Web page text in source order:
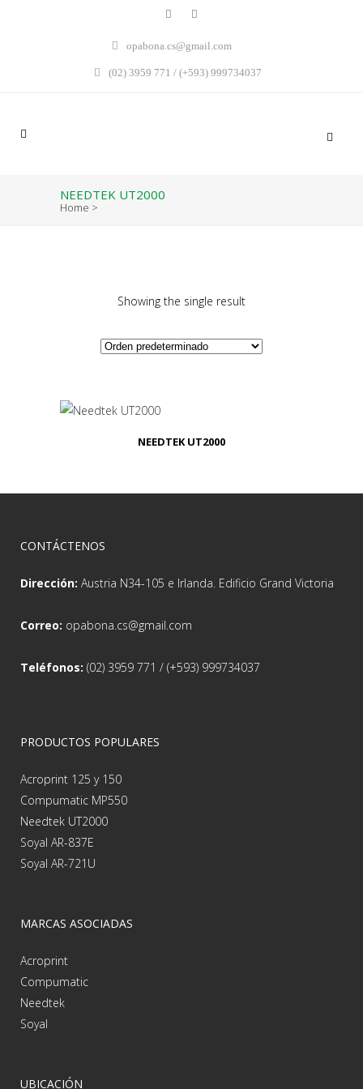
opabona.cs@gmail.com
(02) 3959 771 / (+593) 999734037
NEEDTEK UT2000
Home >
Showing the single result
NEEDTEK UT2000
CONTÁCTENOS
Dirección: Austria N34-105 e Irlanda. Edificio Grand Victoria
Correo: opabona.cs@gmail.com
Teléfonos: (02) 3959 771 / (+593) 999734037
PRODUCTOS POPULARES
Acroprint 125 y 150
Compumatic MP550
Needtek UT2000
Soyal AR-837E
Soyal AR-721U
MARCAS ASOCIADAS
Acroprint
Compumatic
Needtek
Soyal
UBICACIÓN